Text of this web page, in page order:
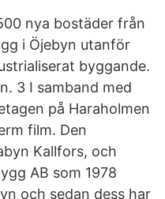
nya bostäder från
i Öjebyn utanför
byggande.
3 I samband med
på Haraholmen
film. Den
Kallfors, och
AB som 1978
och sedan dess har